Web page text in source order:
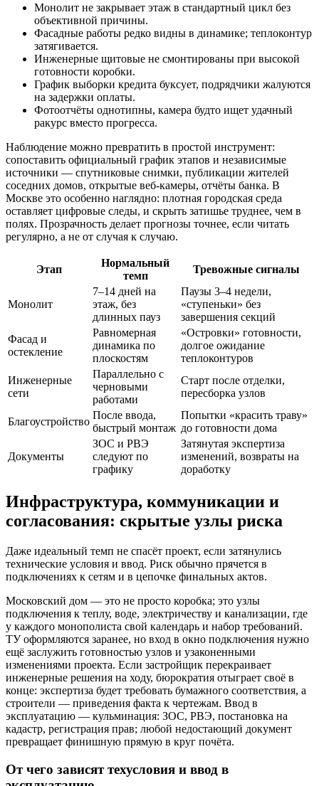
Монолит не закрывает этаж в стандартный цикл без
объективной причины.
Фасадные работы редко видны в динамике; теплоконтур
затягивается.
Инженерные щитовые не смонтированы при высокой
готовности коробки.
График выборки кредита буксует, подрядчики жалуются
на задержки оплаты.
Фотоотчёты однотипны, камера будто ищет удачный
ракурс вместо прогресса.
Наблюдение можно превратить в простой инструмент:
сопоставить официальный график этапов и независимые
источники — спутниковые снимки, публикации жителей
соседних домов, открытые веб-камеры, отчёты банка. В
Москве это особенно наглядно: плотная городская среда
оставляет цифровые следы, и скрыть затишье труднее, чем в
полях. Прозрачность делает прогнозы точнее, если читать
регулярно, а не от случая к случаю.
Этап
Нормальный
темп
Тревожные сигналы
Монолит
7–14 дней на
этаж, без
длинных пауз
Паузы 3–4 недели,
«ступеньки» без
завершения секций
Фасад и
остекление
Равномерная
динамика по
плоскостям
«Островки» готовности,
долгое ожидание
теплоконтуров
Инженерные
сети
Параллельно с
черновыми
работами
Старт после отделки,
пересборка узлов
Благоустройство
После ввода,
быстрый монтаж
Попытки «красить траву»
до готовности дома
Документы
ЗОС и РВЭ
следуют по
графику
Затянутая экспертиза
изменений, возвраты на
доработку
Инфраструктура, коммуникации и
согласования: скрытые узлы риска
Даже идеальный темп не спасёт проект, если затянулись
технические условия и ввод. Риск обычно прячется в
подключениях к сетям и в цепочке финальных актов.
Московский дом — это не просто коробка; это узлы
подключения к теплу, воде, электричеству и канализации, где
у каждого монополиста свой календарь и набор требований.
ТУ оформляются заранее, но вход в окно подключения нужно
ещё заслужить готовностью узлов и узаконенными
изменениями проекта. Если застройщик перекраивает
инженерные решения на ходу, бюрократия отыграет своё в
конце: экспертиза будет требовать бумажного соответствия, а
строители — приведения факта к чертежам. Ввод в
эксплуатацию — кульминация: ЗОС, РВЭ, постановка на
кадастр, регистрация прав; любой недостающий документ
превращает финишную прямую в круг почёта.
От чего зависят техусловия и ввод в